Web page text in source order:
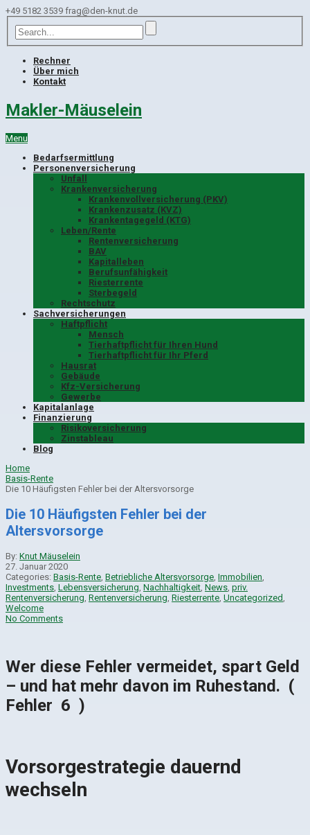
+49 5182 3539 frag@den-knut.de
Rechner
Über mich
Kontakt
Makler-Mäuselein
Menu
Bedarfsermittlung
Personenversicherung
Unfall
Krankenversicherung
Krankenvollversicherung (PKV)
Krankenzusatz (KVZ)
Krankentagegeld (KTG)
Leben/Rente
Rentenversicherung
BAV
Kapitalleben
Berufsunfähigkeit
Riesterrente
Sterbegeld
Rechtschutz
Sachversicherungen
Haftpflicht
Mensch
Tierhaftpflicht für Ihren Hund
Tierhaftpflicht für Ihr Pferd
Hausrat
Gebäude
Kfz-Versicherung
Gewerbe
Kapitalanlage
Finanzierung
Risikoversicherung
Zinstableau
Blog
Home
Basis-Rente
Die 10 Häufigsten Fehler bei der Altersvorsorge
Die 10 Häufigsten Fehler bei der
Altersvorsorge
By: Knut Mäuselein
27. Januar 2020
Categories: Basis-Rente Betriebliche Altersvorsorge Immobilien
Investments Lebensversicherung Nachhaltigkeit News priv.
Rentenversicherung Rentenversicherung Riesterrente Uncategorized
Welcome
No Comments
Wer diese Fehler vermeidet, spart Geld
– und hat mehr davon im Ruhestand. (
Fehler 6 )
Vorsorgestrategie dauernd
wechseln